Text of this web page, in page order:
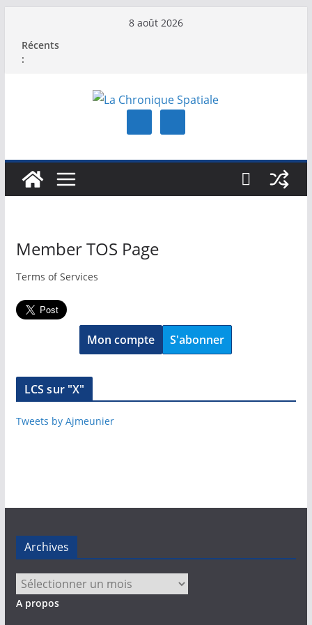
contenu
8 août 2026
Récents
:
Member TOS Page
Terms of Services
Mon compte S'abonner
LCS sur "X"
Tweets by Ajmeunier
Archives
Archives
A propos